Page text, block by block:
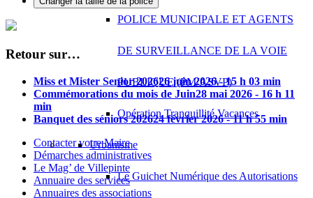
POLICE MUNICIPALE ET AGENTS
DE SURVEILLANCE DE LA VOIE
PUBLIQUE (PM/ASVP)
Opération Tranquillité Vacances
Urbanisme
Le Guichet Numérique des Autorisations
Retour sur…
Miss et Mister Senior 202626 juin 2026 - 15 h 03 min
Commémorations du mois de Juin28 mai 2026 - 16 h 11
min
Banquet des séniors 202624 février 2026 - 11 h 55 min
Contacter votre Maire
Démarches administratives
Le Mag’ de Villepinte
Annuaire des services
Annuaires des associations